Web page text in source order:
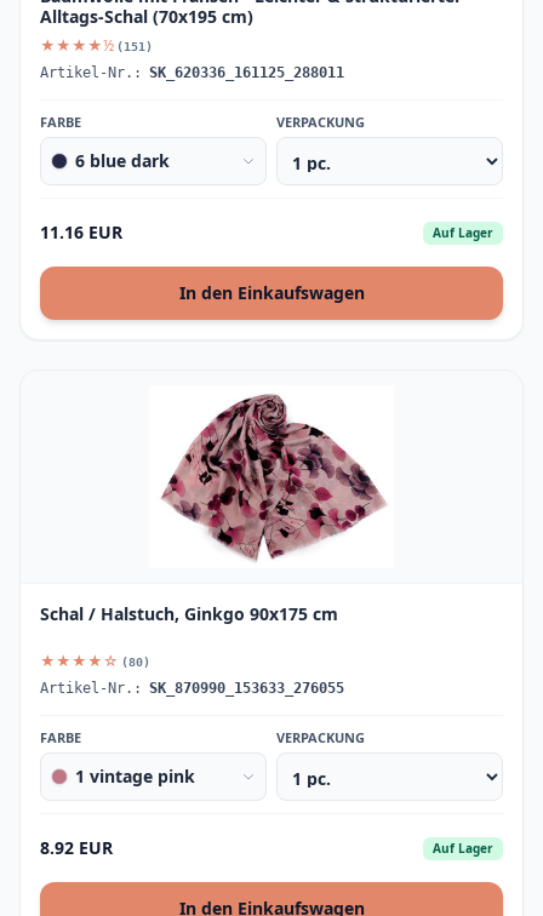
Alltags-Schal (70x195 cm)
★★★★½ (151)
Artikel-Nr.: SK_620336_161125_288011
FARBE
6 blue dark
VERPACKUNG
11.16 EUR Auf Lager
In den Einkaufswagen
Schal / Halstuch, Ginkgo 90x175 cm
★★★★☆ (80)
Artikel-Nr.: SK_870990_153633_276055
FARBE
1 vintage pink
VERPACKUNG
8.92 EUR Auf Lager
In den Einkaufswagen